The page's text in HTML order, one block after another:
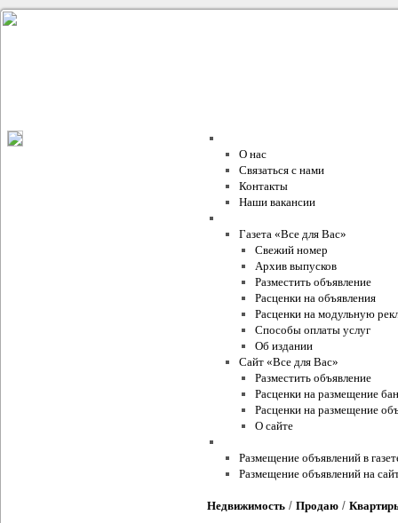
О нас
Связаться с нами
Контакты
Наши вакансии
Газета «Все для Вас»
Свежий номер
Архив выпусков
Разместить объявление
Расценки на объявления
Расценки на модульную
Способы оплаты услуг
Об издании
Сайт «Все для Вас»
Разместить объявление
Расценки на размещение
Расценки на размещение
О сайте
Размещение объявлений в
Размещение объявлений на
Недвижимость / Продаю /